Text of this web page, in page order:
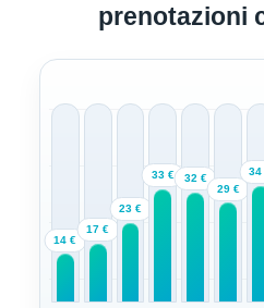
prenotazioni
14 €
17 €
23 €
33 € 32 €
29 €
34